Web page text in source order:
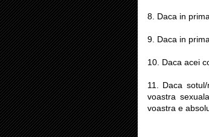
8. Daca in
9. Daca in
10. Daca acei
11. Daca
voastra
voastra e